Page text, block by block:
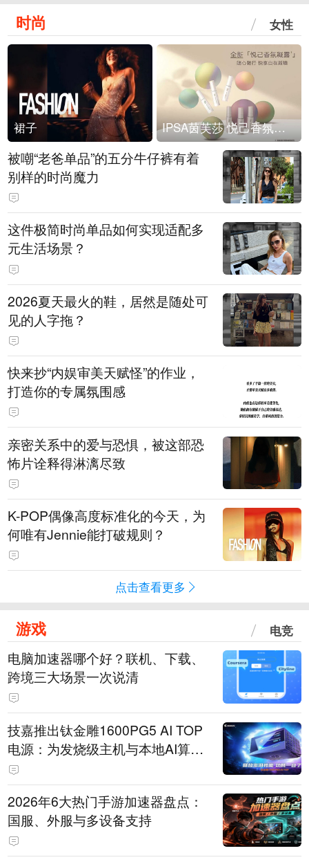
时尚 女性
裙子 IPSA茵芙莎 悦己香氛凝露上市
被嘲“老爸单品”的五分牛仔裤有着
别样的时尚魔力
这件极简时尚单品如何实现适配多
元生活场景？
2026夏天最火的鞋，居然是随处可
见的人字拖？
快来抄“内娱审美天赋怪”的作业，
打造你的专属氛围感
亲密关系中的爱与恐惧，被这部恐
怖片诠释得淋漓尽致
K-POP偶像高度标准化的今天，为
何唯有Jennie能打破规则？
点击查看更多
游戏 电竞
电脑加速器哪个好？联机、下载、
跨境三大场景一次说清
技嘉推出钛金雕1600PG5 AI TOP
电源：为发烧级主机与本地AI算力
打造旗舰供电方案
2026年6大热门手游加速器盘点：
国服、外服与多设备支持